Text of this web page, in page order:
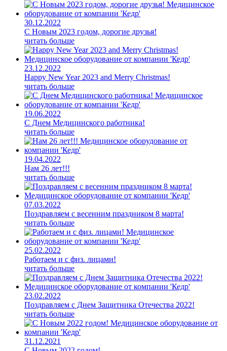
30.12.2022
С Новым 2023 годом, дорогие друзья!
читать больше
23.12.2022
Happy New Year 2023 and Merry Christmas!
читать больше
19.06.2022
С Днем Медицинского работника!
читать больше
19.04.2022
Нам 26 лет!!!
читать больше
07.03.2022
Поздравляем с весенним праздником 8 марта!
читать больше
25.02.2022
Работаем и с физ. лицами!
читать больше
23.02.2022
Поздравляем с Днем Защитника Отечества 2022!
читать больше
31.12.2021